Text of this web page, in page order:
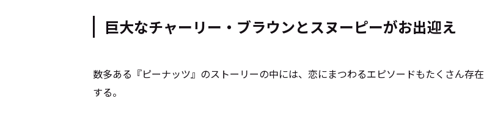
巨大なチャーリー・ブラウンとスヌーピーがお出迎え
数多ある『ピーナッツ』のストーリーの中には、恋にまつわるエピソードもたくさん存在
する。